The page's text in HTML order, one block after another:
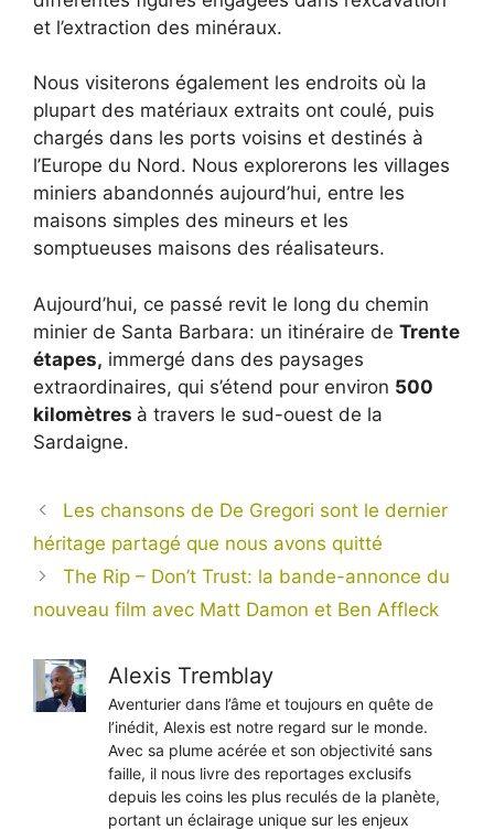
et l’extraction des minéraux.
Nous visiterons également les endroits où la
plupart des matériaux extraits ont coulé, puis
chargés dans les ports voisins et destinés à
l’Europe du Nord. Nous explorerons les villages
miniers abandonnés aujourd’hui, entre les
maisons simples des mineurs et les
somptueuses maisons des réalisateurs.
Aujourd’hui, ce passé revit le long du chemin
minier de Santa Barbara: un itinéraire de Trente
étapes, immergé dans des paysages
extraordinaires, qui s’étend pour environ 500
kilomètres à travers le sud-ouest de la
Sardaigne.
Les chansons de De Gregori sont le dernier
héritage partagé que nous avons quitté
The Rip – Don’t Trust: la bande-annonce du
nouveau film avec Matt Damon et Ben Affleck
Alexis Tremblay
Aventurier dans l’âme et toujours en quête de
l’inédit, Alexis est notre regard sur le monde.
Avec sa plume acérée et son objectivité sans
faille, il nous livre des reportages exclusifs
depuis les coins les plus reculés de la planète,
portant un éclairage unique sur les enjeux